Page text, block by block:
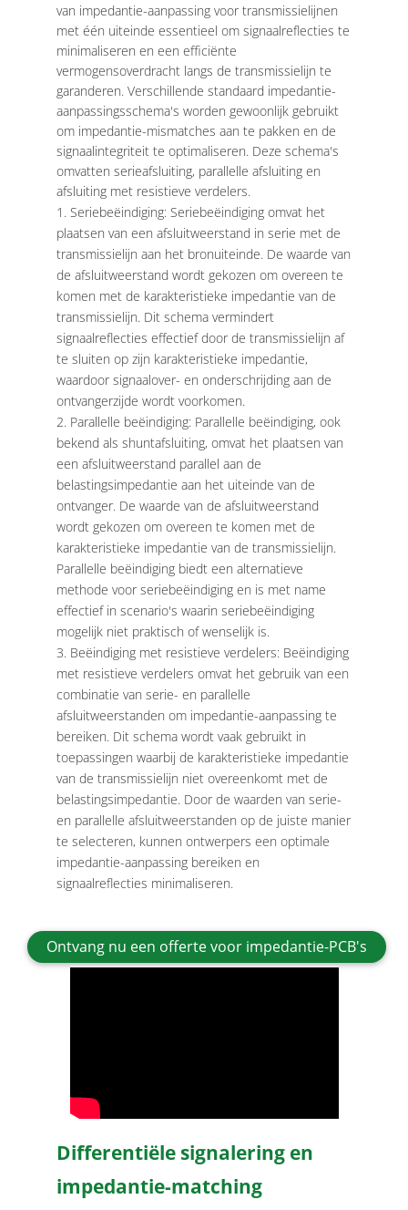
van impedantie-aanpassing voor transmissielijnen
met één uiteinde essentieel om signaalreflecties te
minimaliseren en een efficiënte
vermogensoverdracht langs de transmissielijn te
garanderen. Verschillende standaard impedantie-
aanpassingsschema's worden gewoonlijk gebruikt
om impedantie-mismatches aan te pakken en de
signaalintegriteit te optimaliseren. Deze schema's
omvatten serieafsluiting, parallelle afsluiting en
afsluiting met resistieve verdelers.
Seriebeëindiging: Seriebeëindiging omvat het
plaatsen van een afsluitweerstand in serie met de
transmissielijn aan het bronuiteinde. De waarde van
de afsluitweerstand wordt gekozen om overeen te
komen met de karakteristieke impedantie van de
transmissielijn. Dit schema vermindert
signaalreflecties effectief door de transmissielijn af
te sluiten op zijn karakteristieke impedantie,
waardoor signaalover- en onderschrijding aan de
ontvangerzijde wordt voorkomen.
Parallelle beëindiging: Parallelle beëindiging, ook
bekend als shuntafsluiting, omvat het plaatsen van
een afsluitweerstand parallel aan de
belastingsimpedantie aan het uiteinde van de
ontvanger. De waarde van de afsluitweerstand
wordt gekozen om overeen te komen met de
karakteristieke impedantie van de transmissielijn.
Parallelle beëindiging biedt een alternatieve
methode voor seriebeëindiging en is met name
effectief in scenario's waarin seriebeëindiging
mogelijk niet praktisch of wenselijk is.
Beëindiging met resistieve verdelers: Beëindiging
met resistieve verdelers omvat het gebruik van een
combinatie van serie- en parallelle
afsluitweerstanden om impedantie-aanpassing te
bereiken. Dit schema wordt vaak gebruikt in
toepassingen waarbij de karakteristieke impedantie
van de transmissielijn niet overeenkomt met de
belastingsimpedantie. Door de waarden van serie-
en parallelle afsluitweerstanden op de juiste manier
te selecteren, kunnen ontwerpers een optimale
impedantie-aanpassing bereiken en
signaalreflecties minimaliseren.
Ontvang nu een offerte voor impedantie-PCB's
Differentiële signalering en
impedantie-matching